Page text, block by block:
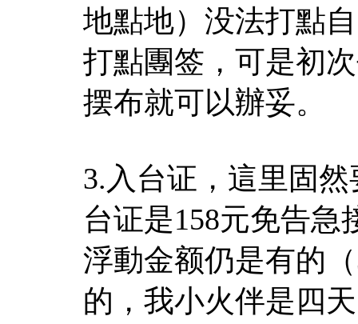
地點地）没法打點
打點團签，可是初
摆布就可以辦妥。
3.入台证，這里固
台证是158元免告
浮動金额仍是有的
的，我小火伴是四